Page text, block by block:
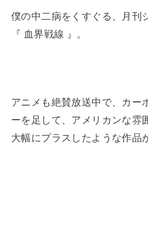
僕の中二病をくすぐる、月刊
『 血界戦線 』。
アニメも絶賛放送中で、カー
ーを足して、アメリカンな雰
大幅にプラスしたような作品